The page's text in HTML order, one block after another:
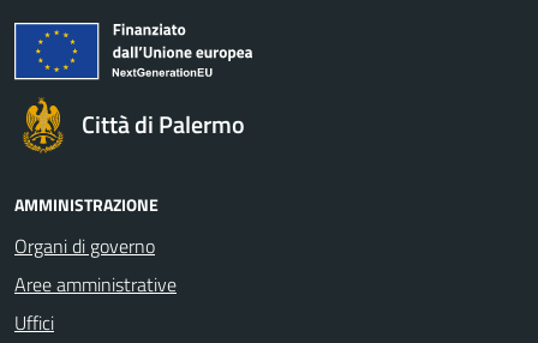
Città di Palermo
AMMINISTRAZIONE
Organi di governo
Aree amministrative
Uffici